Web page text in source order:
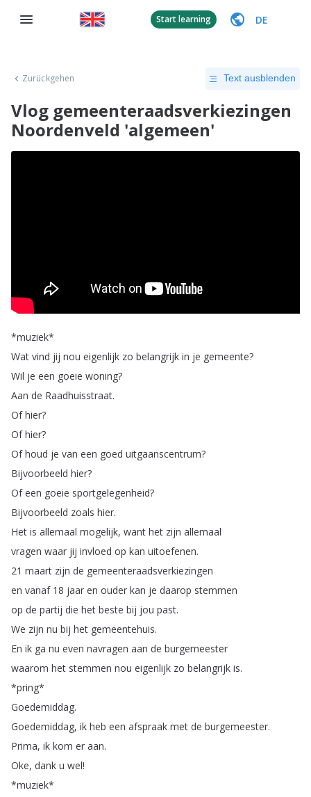
Start learning DE
Zurückgehen Text ausblenden
Vlog gemeenteraadsverkiezingen
Noordenveld 'algemeen'
*muziek*
Wat vind jij nou eigenlijk zo belangrijk in je gemeente?
Wil je een goeie woning?
Aan de Raadhuisstraat.
Of hier?
Of hier?
Of houd je van een goed uitgaanscentrum?
Bijvoorbeeld hier?
Of een goeie sportgelegenheid?
Bijvoorbeeld zoals hier.
Het is allemaal mogelijk, want het zijn allemaal
vragen waar jij invloed op kan uitoefenen.
21 maart zijn de gemeenteraadsverkiezingen
en vanaf18 jaar en ouder kan je daarop stemmen
op de partij die het beste bij jou past.
We zijn nu bij het gemeentehuis.
En ik ga nu even navragen aan de burgemeester
waarom het stemmen nou eigenlijk zo belangrijk is.
*pring*
Goedemiddag.
Goedemiddag, ik heb een afspraak met de burgemeester.
Prima, ik kom er aan.
Oke, dank u wel!
*muziek*